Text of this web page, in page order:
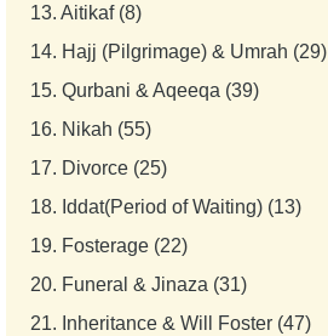
13. Aitikaf (8)
14. Hajj (Pilgrimage) & Umrah (29)
15. Qurbani & Aqeeqa (39)
16. Nikah (55)
17. Divorce (25)
18. Iddat(Period of Waiting) (13)
19. Fosterage (22)
20. Funeral & Jinaza (31)
21. Inheritance & Will Foster (47)